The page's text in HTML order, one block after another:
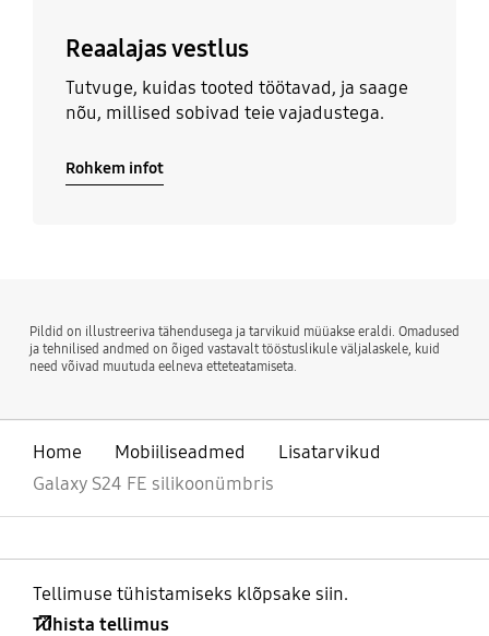
Reaalajas vestlus
Tutvuge, kuidas tooted töötavad, ja saage
nõu, millised sobivad teie vajadustega.
Rohkem infot
Pildid on illustreeriva tähendusega ja tarvikuid müüakse eraldi. Omadused
ja tehnilised andmed on õiged vastavalt tööstuslikule väljalaskele, kuid
need võivad muutuda eelneva etteteatamiseta.
Home Mobiiliseadmed
Lisatarvikud
Galaxy S24 FE silikoonümbris
Tellimuse tühistamiseks klõpsake siin.
Tühista tellimus